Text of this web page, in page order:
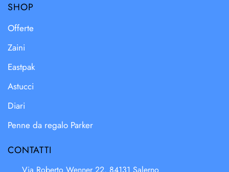
SHOP
Offerte
Zaini
Eastpak
Astucci
Diari
Penne da regalo Parker
CONTATTI